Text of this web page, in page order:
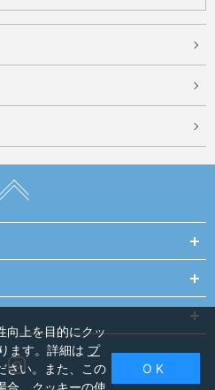
Instagram
向上を目的にクッ
ます。詳細は プ
さい。また、この
O K